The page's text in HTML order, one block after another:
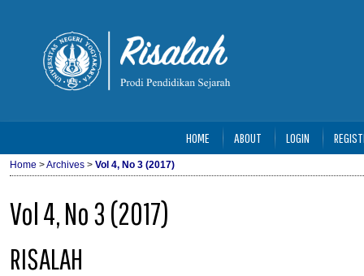
HOME ABOUT LOGIN
Home >Archives > Vol 4, No 3 (2017)
Vol 4, No 3 (2017)
RISALAH